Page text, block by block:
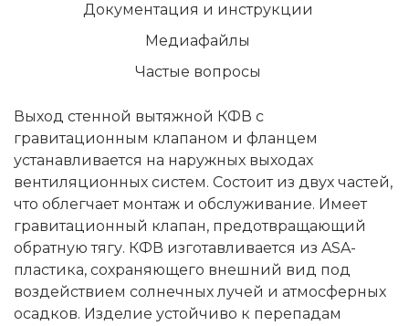
Документация и инструкции
Медиафайлы
Частые вопросы
Выход стенной вытяжной КФВ с
гравитационным клапаном и фланцем
устанавливается на наружных выходах
вентиляционных систем. Состоит из двух частей,
что облегчает монтаж и обслуживание. Имеет
гравитационный клапан, предотвращающий
обратную тягу. КФВ изготавливается из ASA-
пластика, сохраняющего внешний вид под
воздействием солнечных лучей и атмосферных
осадков. Изделие устойчиво к перепадам